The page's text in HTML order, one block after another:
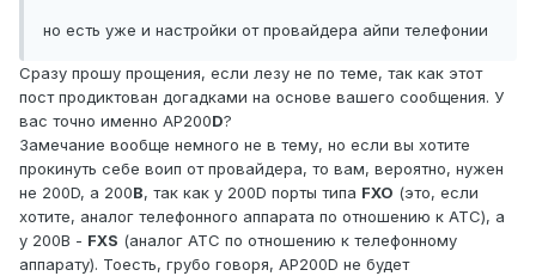
но есть уже и настройки от провайдера айпи телефонии
Сразу прошу прощения, если лезу не по теме, так как этот
пост продиктован догадками на основе вашего сообщения. У
вас точно именно AP200D?
Замечание вообще немного не в тему, но если вы хотите
прокинуть себе воип от провайдера, то вам, вероятно, нужен
не 200D, а 200B, так как у 200D порты типа FXO (это, если
хотите, аналог телефонного аппарата по отношению к АТС), а
у 200B - FXS (аналог АТС по отношению к телефонному
аппарату). Тоесть, грубо говоря, AP200D не будет